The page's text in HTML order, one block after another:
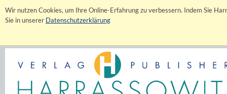
Wir nutzen Cookies, um Ihre Online-Erfahrung zu verbessern. Indem Sie
Sie in unserer Datenschutzerklärung